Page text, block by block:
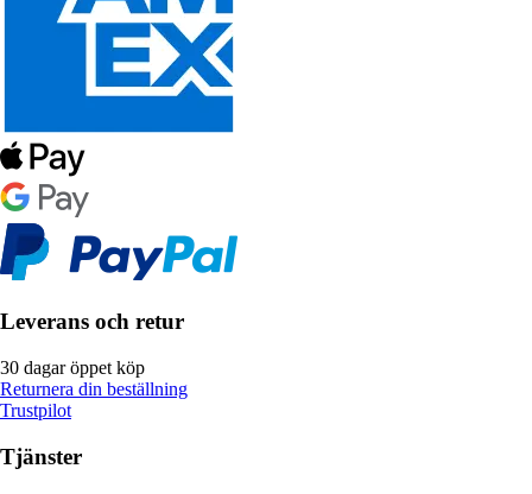
Leverans och retur
30 dagar öppet köp
Returnera din beställning
Trustpilot
Tjänster